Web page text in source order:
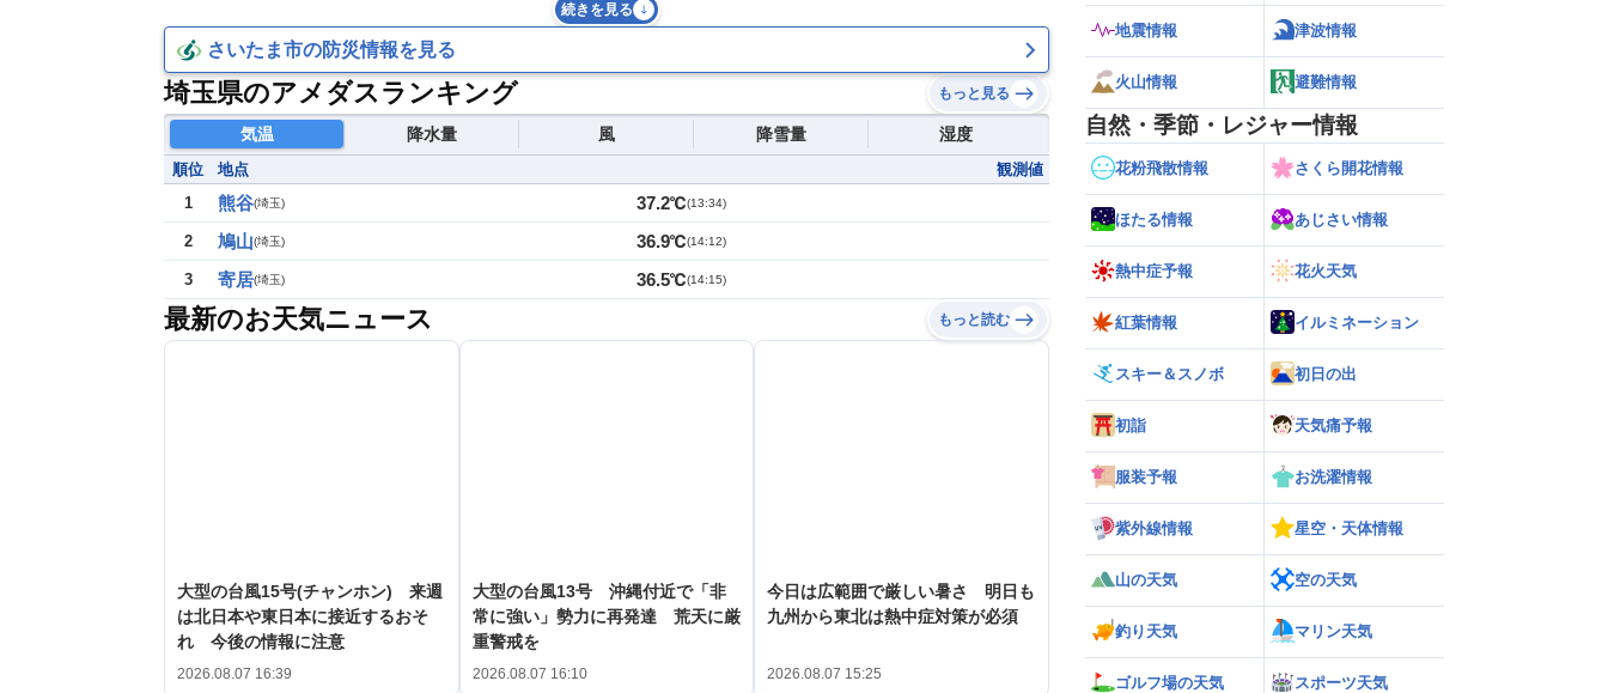
続きを見る
さいたま市の防災情報を見る
埼玉県のアメダスランキング もっと見る
気温 降水量 風 降雪量 湿度
順位 地点
観測値
1
熊谷(埼玉) 37.2℃(13:34)
2 鳩山(埼玉) 36.9℃(14:12)
3 寄居(埼玉) 36.5℃(14:15)
最新のお天気ニュース もっと読む
大型の台風15号(チャンホン) 来週
は北日本や東日本に接近するおそ
れ 今後の情報に注意
2026.08.07 16:39
大型の台風13号 沖縄付近で「非
常に強い」勢力に再発達 荒天に厳
重警戒を
2026.08.07 16:10
今日は広範囲で厳しい暑さ 明日も
九州から東北は熱中症対策が必須
2026.08.07 15:25
地震情報 津波情報
火山情報 避難情報
自然・季節・レジャー情報
花粉飛散情報 さくら開花情報
ほたる情報 あじさい情報
熱中症予報 花火天気
紅葉情報 イルミネーション
スキー＆スノボ 初日の出
初詣 天気痛予報
服装予報 お洗濯情報
紫外線情報 星空・天体情報
山の天気 空の天気
釣り天気 マリン天気
ゴルフ場の天気 スポーツ天気